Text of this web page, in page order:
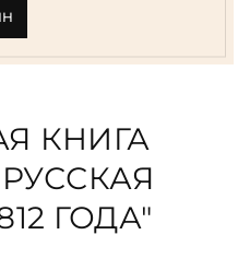
КНИГА
ГОДА"